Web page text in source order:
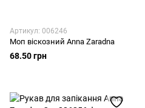
Артикул: 006246
Моп віскозний Anna Zaradna
68.50 грн